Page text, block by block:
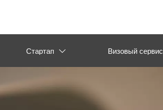
Стартап  Визовый сервис